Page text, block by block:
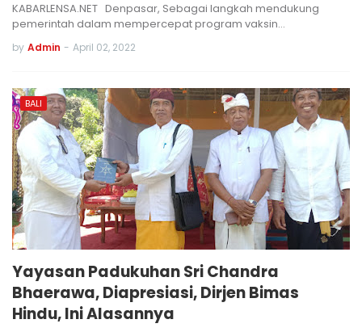
KABARLENSA.NET Denpasar, Sebagai langkah mendukung
pemerintah dalam mempercepat program vaksin…
by Admin - April 02, 2022
BALI
Yayasan Padukuhan Sri Chandra
Bhaerawa, Diapresiasi, Dirjen Bimas
Hindu, Ini Alasannya